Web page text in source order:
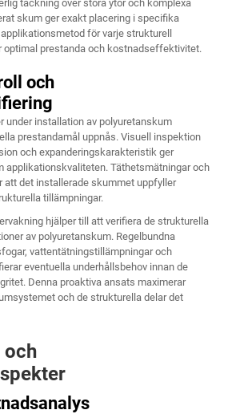
täckning över stora ytor och komplexa
skum ger exakt placering i specifika
för varje strukturell
optimal prestanda och kostnadseffektivitet.
och
under installation av polyuretanskum
prestandamål uppnås. Visuell inspektion
och expanderingskarakteristik ger
applikationskvaliteten. Täthetsmätningar och
det installerade skummet uppfyller
tillämpningar.
hjälper till att verifiera de strukturella
av polyuretanskum. Regelbundna
vattentätningstillämpningar och
eventuella underhållsbehov innan de
Denna proaktiva ansats maximerar
och de strukturella delar det
och